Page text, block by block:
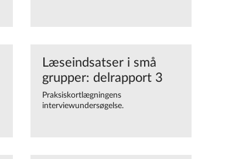
Læseindsatser i små
grupper: delrapport 3
Praksiskortlægningens
interviewundersøgelse.